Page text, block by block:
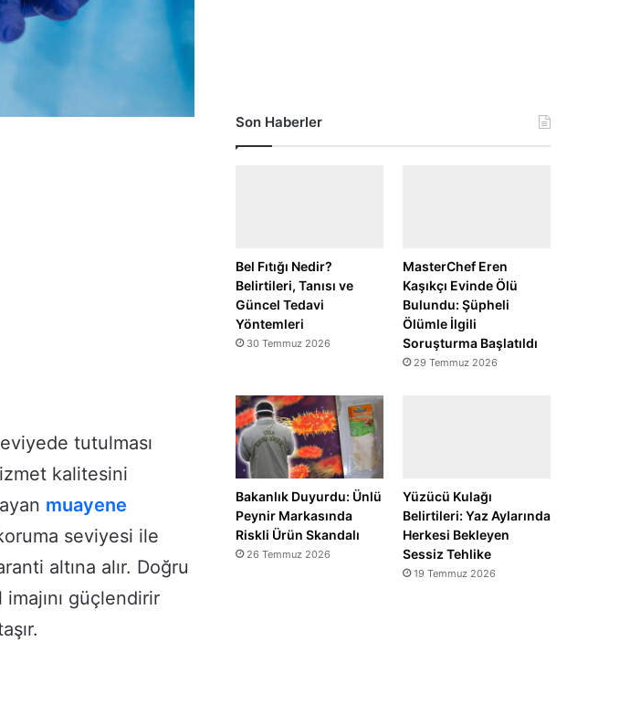
tutulması
kalitesini
muayene
seviyesi ile
altına alır. Doğru
güçlendirir
Son Haberler
Bel Fıtığı Nedir?
Belirtileri, Tanısı ve
Güncel Tedavi
Yöntemleri
30 Temmuz 2026
MasterChef Eren
Kaşıkçı Evinde Ölü
Bulundu: Şüpheli
Ölümle İlgili
Soruşturma Başlatıldı
29 Temmuz 2026
Bakanlık Duyurdu: Ünlü
Peynir Markasında
Riskli Ürün Skandalı
26 Temmuz 2026
Yüzücü Kulağı
Belirtileri: Yaz Aylarında
Herkesi Bekleyen
Sessiz Tehlike
19 Temmuz 2026